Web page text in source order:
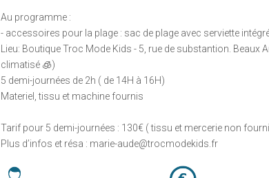
Au programme :
- accessoires pour la plage : sac de plage avec serviette
Lieu: Boutique Troc Mode Kids - 5, rue de substantion. Beaux
climatisé 🧊)
5 demi-journées de 2h ( de 14H à 16H)
Materiel, tissu et machine fournis
Tarif pour 5 demi-journées : 130€ ( tissu et mercerie non
Plus d’infos et résa : marie-aude@trocmodekids.fr